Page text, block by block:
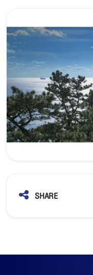
SHARE